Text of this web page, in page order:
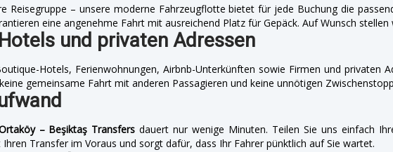
Reisegruppe – unsere moderne Fahrzeugflotte bietet für jede Buchung die
eine angenehme Fahrt mit ausreichend Platz für Gepäck. Auf Wunsch
und privaten Adressen
Hotels, Ferienwohnungen, Airbnb-Unterkünften sowie Firmen und privaten
gemeinsame Fahrt mit anderen Passagieren und keine unnötigen
– Beşiktaş Transfers dauert nur wenige Minuten. Teilen Sie uns einfach
Transfer im Voraus und sorgt dafür, dass Ihr Fahrer pünktlich auf Sie wartet.